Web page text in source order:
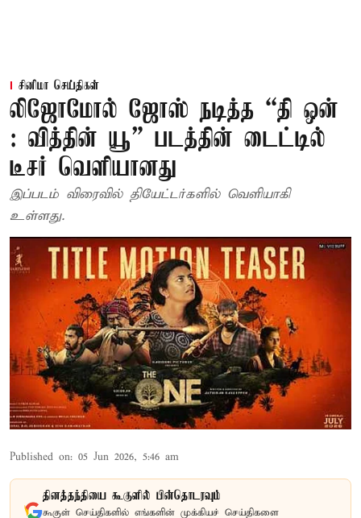
சினிமா செய்திகள்
லிஜோமோல் ஜோஸ் நடித்த “தி ஒன்
: வித்தின் யூ” படத்தின் டைட்டில்
டீசர் வெளியானது
இப்படம் விரைவில் தியேட்டர்களில் வெளியாகி
உள்ளது.
Published on: 05 Jun 2026, 5:46 am
தினத்தந்தியை கூகுளில் பின்தொடரவும்
கூகுள் செய்திகளில் எங்களின் முக்கியச் செய்திகளை